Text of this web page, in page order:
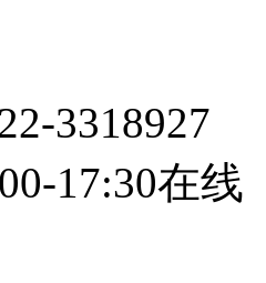
3318927
17:30在线